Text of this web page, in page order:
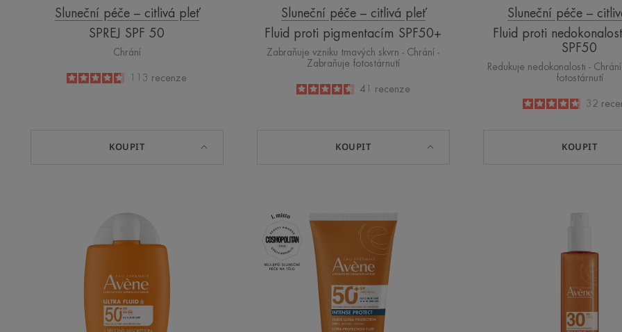
Sluneční péče – citlivá pleť
SPREJ SPF 50
Chrání
4.7
113 recenze
KOUPIT
Sluneční péče – citlivá pleť
Fluid proti pigmentacím SPF50+
Zabraňuje vzniku tmavých skvrn - Chrání -
Zabraňuje fotostárnutí
4.6
/
5
41 recenze
KOUPIT
Sluneční péče –
Fluid proti
SPF50
Redukuje nedokonalosti -
fotostárnutí
4.8
/
5
32
KOUPIT
Radiance
SPF50+
Protect
SPF50+
30